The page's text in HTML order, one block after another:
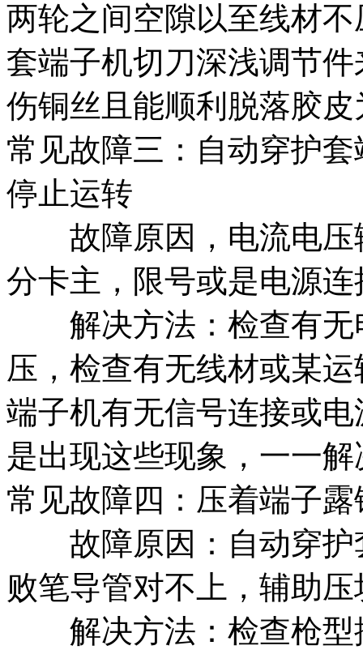
两轮之间空隙以至线材
套端子机切刀深浅调节
伤铜丝且能顺利脱落胶皮
常见故障三：自动穿护
停止运转
故障原因，电流电压
分卡主，限号或是电源
解决方法：检查有无
压，检查有无线材或某
端子机有无信号连接或
是出现这些现象，一一
常见故障四：压着端子
故障原因：自动穿护
败笔导管对不上，辅助
解决方法：检查枪型